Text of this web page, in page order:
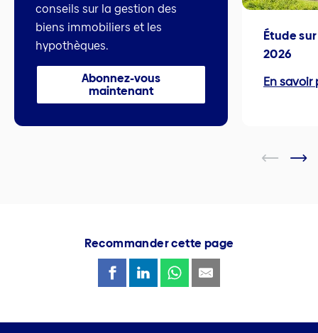
conseils sur la gestion des
biens immobiliers et les
hypothèques.
Abonnez-vous
maintenant
Étude
2026
En savoir
Recommander cette page